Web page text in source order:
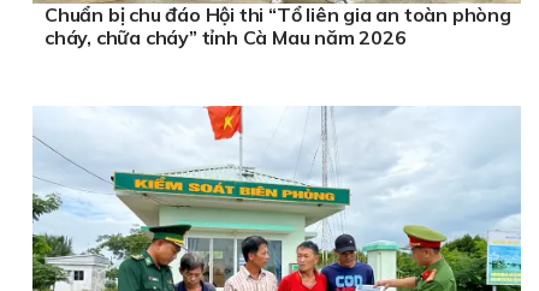
Chuẩn bị chu đáo Hội thi “Tổ liên gia an toàn phòng
cháy, chữa cháy” tỉnh Cà Mau năm 2026